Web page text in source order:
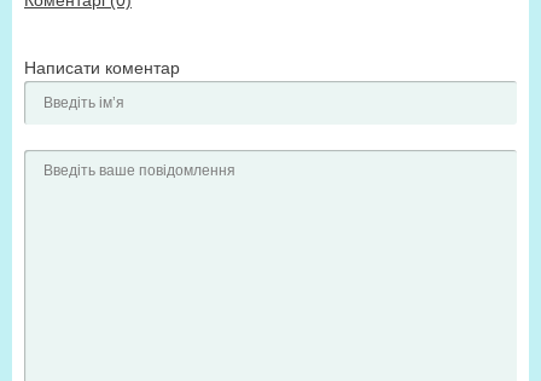
Написати коментар